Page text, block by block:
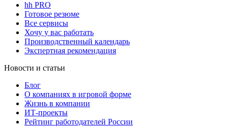
hh PRO
Готовое резюме
Все сервисы
Хочу у вас работать
Производственный календарь
Экспертная рекомендация
Новости и статьи
Блог
О компаниях в игровой форме
Жизнь в компании
ИТ-проекты
Рейтинг работодателей России